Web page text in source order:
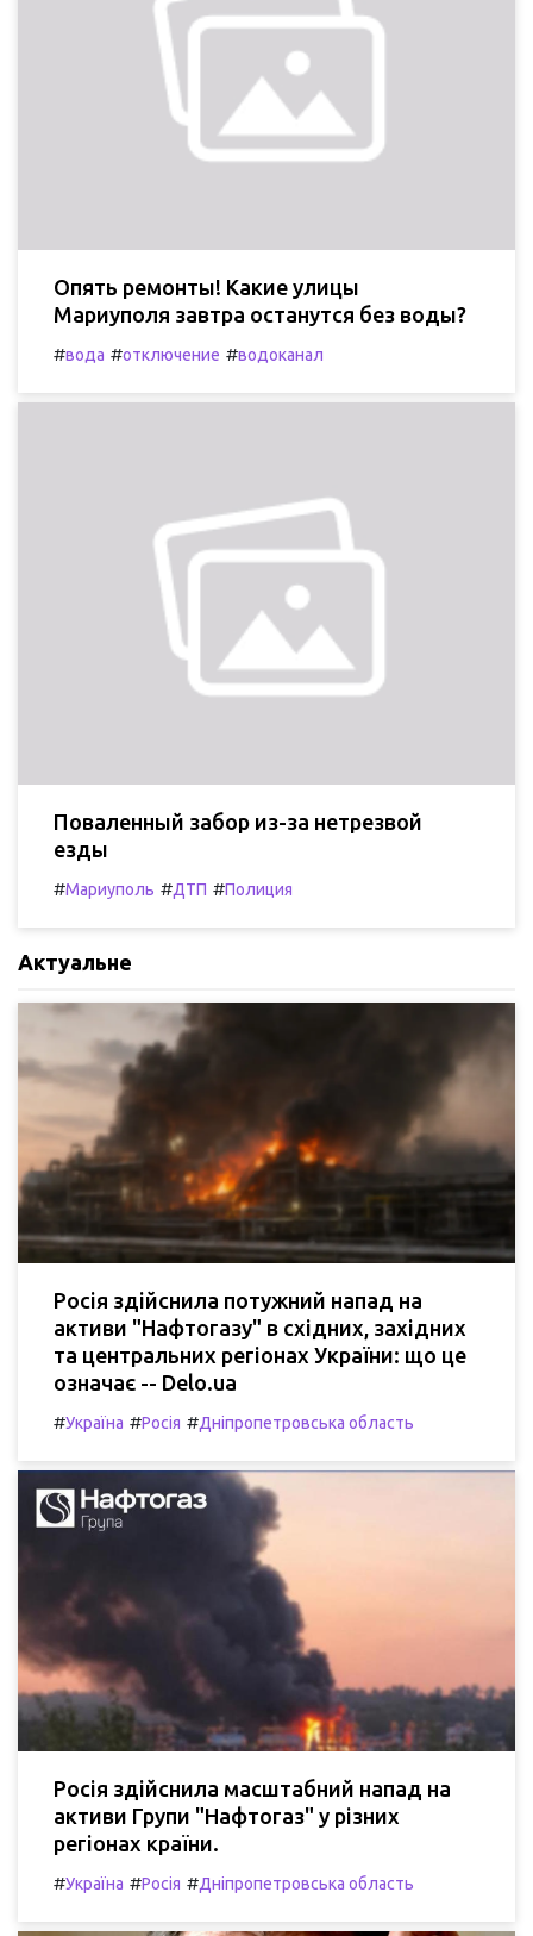
Опять ремонты! Какие улицы
Мариуполя завтра останутся без воды?
#вода #отключение #водоканал
Поваленный забор из-за нетрезвой
езды
#Мариуполь #ДТП #Полиция
Актуальне
Росія здійснила потужний напад на
активи "Нафтогазу" в східних, західних
та центральних регіонах України: що це
означає -- Delo.ua
#Україна #Росія #Дніпропетровська область
Росія здійснила масштабний напад на
активи Групи "Нафтогаз" у різних
регіонах країни.
#Україна #Росія #Дніпропетровська область